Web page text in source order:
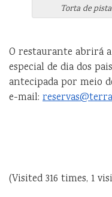
Torta de
O restaurante abrirá
especial de dia dos
antecipada por meio
e-mail:
(Visited 316 times, 1